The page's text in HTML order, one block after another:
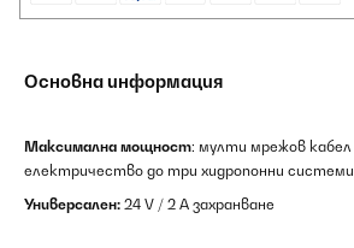
Основна информация
Максимална мощност: мулти мрежов
електричество до три хидропонни
Универсален: 24 V / 2 A захранване